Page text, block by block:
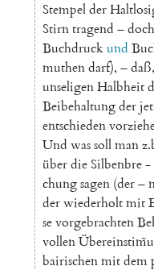
Stempelder
Stirntragend –doch
Buchdruckund
muthendarf), –daß,
unseligenHalbheit
Beibehaltungder
entschieden
Und wassollman
überdieSilbenbre-
chungsagen (der–
derwiederholtmit
sevorgebrachten
vollen
bairischenmitdem